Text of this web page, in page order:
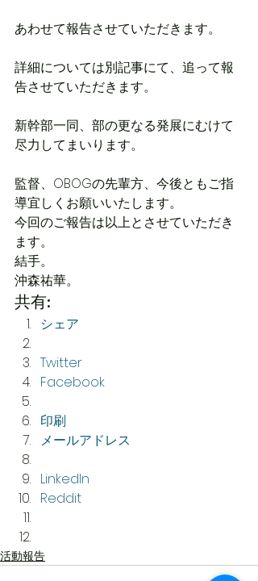
あわせて報告させていただきます。
詳細については別記事にて、追って報
告させていただきます。
新幹部一同、部の更なる発展にむけて
尽力してまいります。
監督、OBOGの先輩方、今後ともご指
導宜しくお願いいたします。
今回のご報告は以上とさせていただき
ます。
結手。
沖森祐華。
共有:
シェア
Twitter
Facebook
印刷
メールアドレス
LinkedIn
Reddit
活動報告